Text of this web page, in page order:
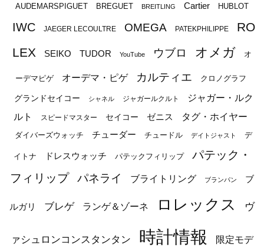
AUDEMARSPIGUET BREGUET BREITLING Cartier HUBLOT
IWC JAEGER LECOULTRE OMEGA PATEKPHILIPPE
RO
LEX
SEIKO TUDOR YouTube ウブロ オメガ オ
ーデマピゲ オーデマ・ピゲ カルティエ クロノグラフ
グランドセイコー シャネル ジャガールクルト
ジャガー・ルク
ルト
スピードマスター セイコー ゼニス タグ・ホイヤー
ダイバーズウォッチ チューダー チュードル デイトジャスト デ
イトナ ドレスウォッチ パテックフィリップ
パテック・
フィリップ
パネライ ブライトリング ブランパン ブ
ルガリ ブレゲ ランゲ＆ゾーネ ロレックス ヴ
ァシュロンコンスタンタン 時計情報 限定モデ